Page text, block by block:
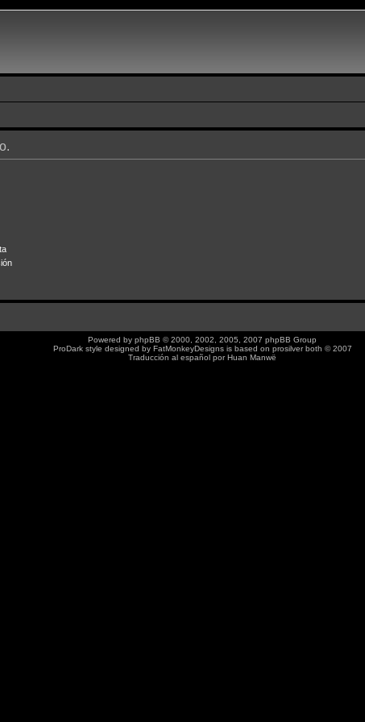
Powered by phpBB © 2000, 2002, 2005, 2007 phpBB Group
ProDark style designed by FatMonkeyDesignsis based on prosilverboth © 2007
Traducción al español porHuan Manwë